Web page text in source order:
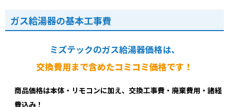
ガス給湯器の基本工事費
ミズテックのガス給湯器価格は、
交換費用まで含めたコミコミ価格です！
商品価格は本体・リモコンに加え、交換工事費・廃棄費用・諸経
費込み！